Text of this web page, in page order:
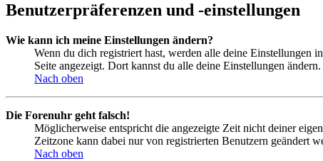
Benutzerpräferenzen und -einstellungen
Wie kann ich meine Einstellungen ändern?
Wenn du dich registriert hast, werden alle deine Einstellungen
Seite angezeigt. Dort kannst du alle deine Einstellungen ändern.
Nach oben
Die Forenuhr geht falsch!
Möglicherweise entspricht die angezeigte Zeit nicht deiner
Zeitzone kann dabei nur von registrierten Benutzern geändert
Nach oben